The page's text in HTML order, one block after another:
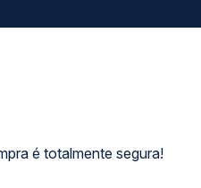
é totalmente segura!